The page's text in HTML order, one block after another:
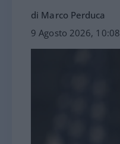
di Marco Perduca
9 Agosto 2026, 10:08